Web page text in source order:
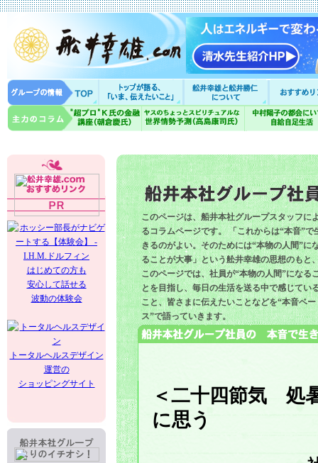
はじめての方も
安心して話せる
波動の体験会
トータルヘルスデザイン
運営の
ショッピングサイト
このページは、船井本社グループスタッフに
るコラムページです。 「これからは“本音”で
きるのがよい。そのためには“本物の人間”に
ることが大事」という舩井幸雄の思想のもと
このページでは、社員が“本物の人間”になる
とを目指し、毎日の生活を送る中で感じてい
こと、皆さまに伝えたいことなどを“本音ベー
ス”で語っていきます。
＜二十四節気 処
に思う